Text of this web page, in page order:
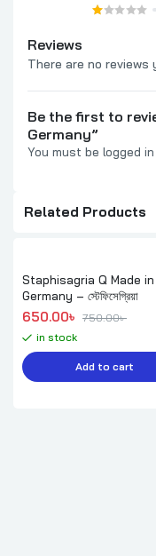
Reviews
There are no reviews
Be the first to
Germany”
You must be logged in
Related Products
Staphisagria Q Made in
Germany – স্টেফিসেগ্রিয়া
750.00৳
Original price was:
650.00৳
Current price is:
in stock
Add to cart